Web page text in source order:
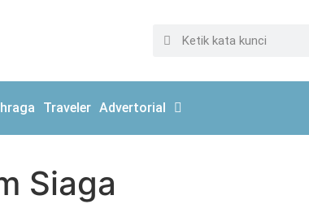
Traveler Advertorial
Siaga